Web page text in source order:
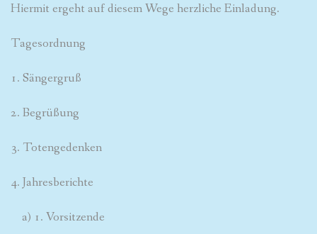
Hiermit ergeht auf diesem Wege herzliche Einladung.
Tagesordnung
1. Sängergruß
2. Begrüßung
3. Totengedenken
4. Jahresberichte
a) 1. Vorsitzende